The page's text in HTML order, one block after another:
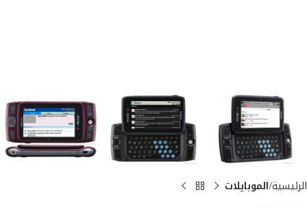
الرئيسية الموبايلات